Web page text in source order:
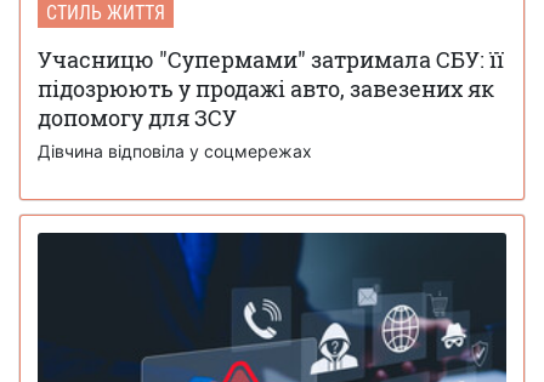
СТИЛЬ ЖИТТЯ
Учасницю "Супермами" затримала СБУ: її
підозрюють у продажі авто, завезених як
допомогу для ЗСУ
Дівчина відповіла у соцмережах